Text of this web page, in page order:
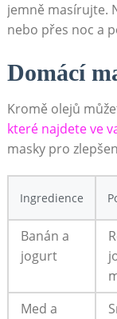
jemně masírujte.
nebo přes noc a
Domácí
Kromě olejů
které najdete ve
masky pro
Ingredience
Banán a⁣
jogurt
Med a